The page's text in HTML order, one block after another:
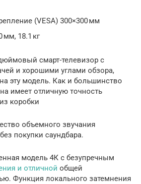
(VESA) 300×300 мм
мм, 18.1 кг
смарт-телевизор с
и хорошими углами обзора,
эту модель. Как и большинство
имеет отличную точность
коробки
объемного звучания
покупки саундбара.
модель 4К с безупречным
и отличной общей
Функция локального затемнения